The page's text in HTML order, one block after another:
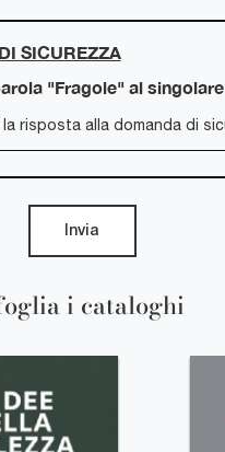
i cataloghi
SICUREZZA
"Fragole" al singolare
Invia